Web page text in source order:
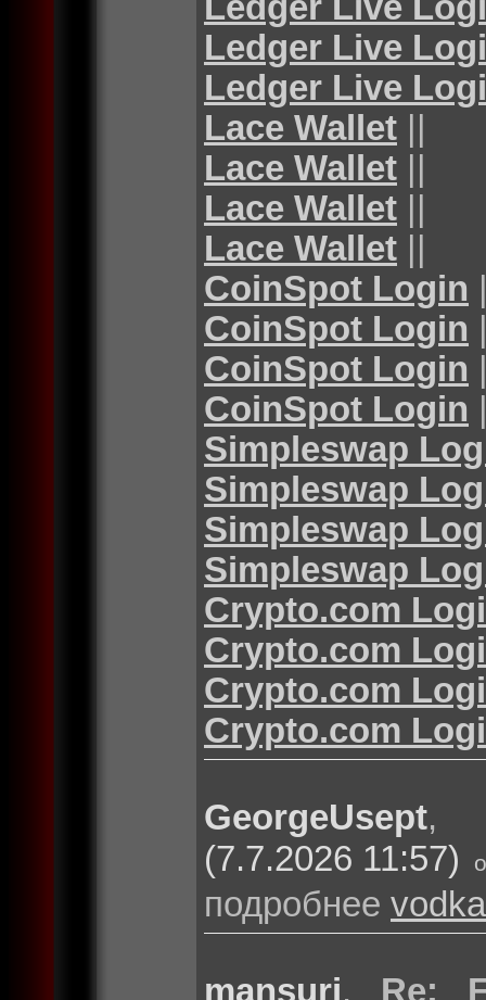
Ledger Live
Ledger Live
Lace Wallet ||
Lace Wallet ||
Lace Wallet ||
Lace Wallet ||
CoinSpot Login
CoinSpot Login
CoinSpot Login
CoinSpot Login
Simpleswap
Simpleswap
Simpleswap
Simpleswap
Crypto.com
Crypto.com
Crypto.com
Crypto.com
GeorgeUsept
(7.7.2026 11:57)
подробнее
mansuri, Re: